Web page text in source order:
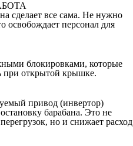
сделает все сама. Не нужно
освобождает персонал для
блокировками, которые
при открытой крышке.
привод (инвертор)
барабана. Это не
но и снижает расход